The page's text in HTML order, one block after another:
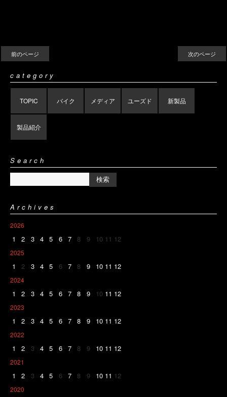
前のページ 次のページ
category
TOPIC バイク メディア ユーズド 新製品
製品紹介
Search
Archives
2026
1 2 3 4 5 6 7 8 9 10 11 12
2025
1 2 3 4 5 6 7 8 9 10 11 12
2024
1 2 3 4 5 6 7 8 9 10 11 12
2023
1 2 3 4 5 6 7 8 9 10 11 12
2022
1 2 3 4 5 6 7 8 9 10 11 12
2021
1 2 3 4 5 6 7 8 9 10 11 12
2020